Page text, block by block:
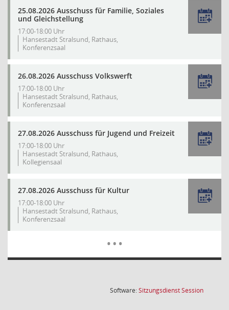
25.08.2026 Ausschuss für Familie, Soziales
und Gleichstellung
17:00-18:00 Uhr
Hansestadt Stralsund, Rathaus,
Konferenzsaal
26.08.2026 Ausschuss Volkswerft
17:00-18:00 Uhr
Hansestadt Stralsund, Rathaus,
Konferenzsaal
27.08.2026 Ausschuss für Jugend und Freizeit
17:00-18:00 Uhr
Hansestadt Stralsund, Rathaus,
Kollegiensaal
27.08.2026 Ausschuss für Kultur
17:00-18:00 Uhr
Hansestadt Stralsund, Rathaus,
Konferenzsaal
…
Software:SitzungsdienstSession(Wird in